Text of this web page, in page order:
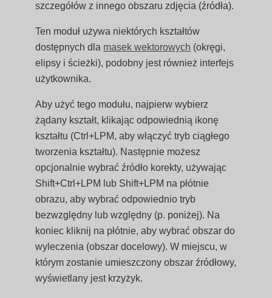
szczegółów z innego obszaru zdjęcia (źródła).
Ten moduł używa niektórych kształtów
dostępnych dla masek wektorowych (okręgi,
elipsy i ścieżki), podobny jest również interfejs
użytkownika.
Aby użyć tego modułu, najpierw wybierz
żądany kształt, klikając odpowiednią ikonę
kształtu (Ctrl+LPM, aby włączyć tryb ciągłego
tworzenia kształtu). Następnie możesz
opcjonalnie wybrać źródło korekty, używając
Shift+Ctrl+LPM lub Shift+LPM na płótnie
obrazu, aby wybrać odpowiednio tryb
bezwzględny lub względny (p. poniżej). Na
koniec kliknij na płótnie, aby wybrać obszar do
wyleczenia (obszar docelowy). W miejscu, w
którym zostanie umieszczony obszar źródłowy,
wyświetlany jest krzyżyk.